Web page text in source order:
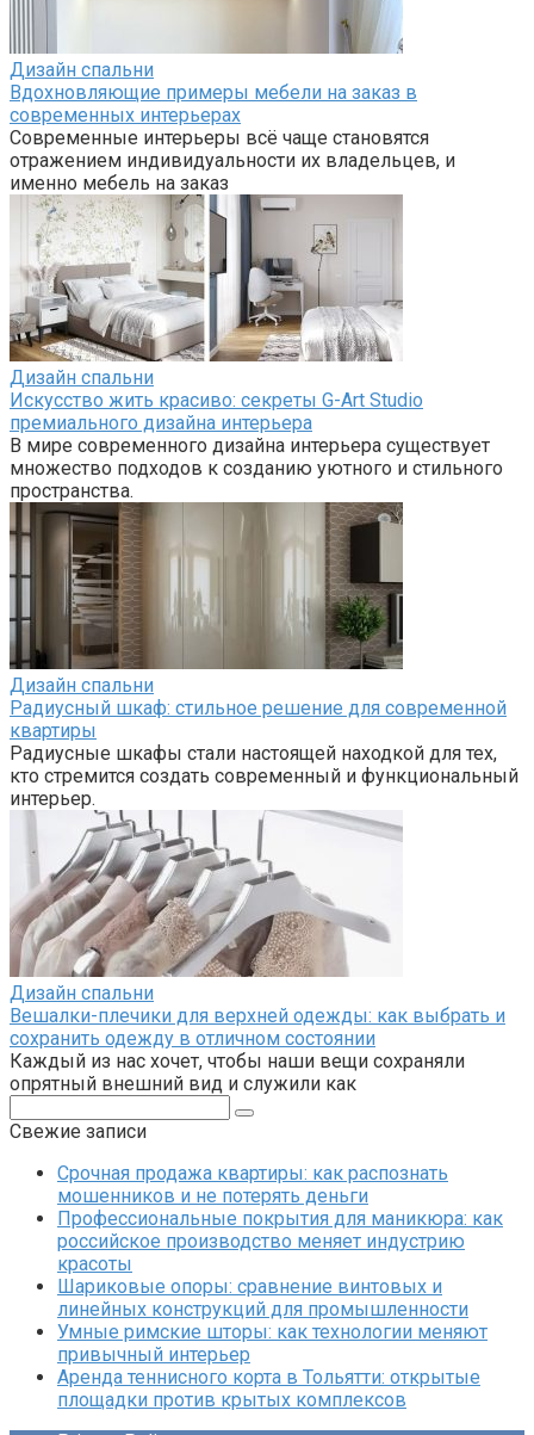
Дизайн спальни
Вдохновляющие примеры мебели на заказ в
современных интерьерах
Современные интерьеры всё чаще становятся
отражением индивидуальности их владельцев, и
именно мебель на заказ
Дизайн спальни
Искусство жить красиво: секреты G-Art Studio
премиального дизайна интерьера
В мире современного дизайна интерьера существует
множество подходов к созданию уютного и стильного
пространства.
Дизайн спальни
Радиусный шкаф: стильное решение для современной
квартиры
Радиусные шкафы стали настоящей находкой для тех,
кто стремится создать современный и функциональный
интерьер.
Дизайн спальни
Вешалки-плечики для верхней одежды: как выбрать и
сохранить одежду в отличном состоянии
Каждый из нас хочет, чтобы наши вещи сохраняли
опрятный внешний вид и служили как
Свежие записи
Срочная продажа квартиры: как распознать
мошенников и не потерять деньги
Профессиональные покрытия для маникюра: как
российское производство меняет индустрию
красоты
Шариковые опоры: сравнение винтовых и
линейных конструкций для промышленности
Умные римские шторы: как технологии меняют
привычный интерьер
Аренда теннисного корта в Тольятти: открытые
площадки против крытых комплексов